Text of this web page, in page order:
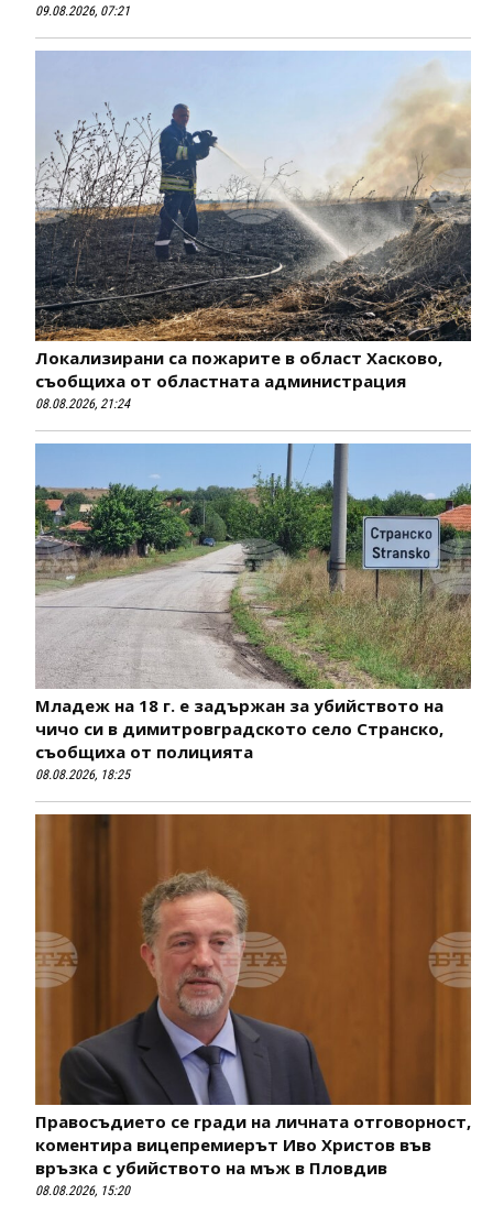
09.08.2026, 07:21
Локализирани са пожарите в област Хасково,
съобщиха от областната администрация
08.08.2026, 21:24
Младеж на 18 г. е задържан за убийството на
чичо си в димитровградското село Странско,
съобщиха от полицията
08.08.2026, 18:25
Правосъдието се гради на личната отговорност,
коментира вицепремиерът Иво Христов във
връзка с убийството на мъж в Пловдив
08.08.2026, 15:20